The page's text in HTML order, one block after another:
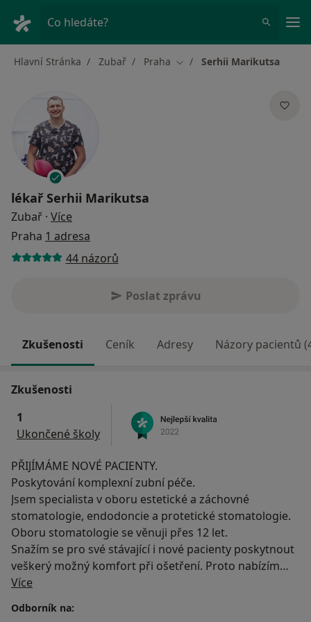
Co hledáte?
Hlavní Stránka Zubař Praha Změna města
Serhii Marikutsa
lékař Serhii Marikutsa
Zubař · Více
Praha 1 adresa
44 názorů
Poslat zprávu
Zkušenosti Ceník Adresy Názory pacientů
Zkušenosti
1
Ukončené školy
PŘIJÍMÁME NOVÉ PACIENTY.
Poskytování komplexní zubní péče.
Jsem specialista v oboru estetické a záchovné
stomatologie, endodoncie a protetické stomatologie.
Oboru stomatologie se věnuji přes 12 let.
Snažím se pro své stávající i nové pacienty poskytnout
veškerý možný komfort při ošetření. Proto nabízím
vždy citlivý přístup, důkladné vyšetření pacienta,
nejnovější materiály a lékařské postupy.
Vítáme Vás na stránkách zubní ordinace Stomatologie
Více
Odborník na: